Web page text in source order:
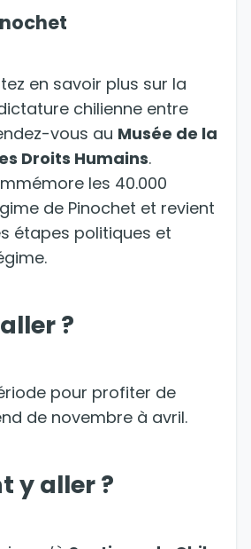
en savoir plus sur la
chilienne entre
vous au Musée de la
Droits Humains.
les 40.000
de Pinochet et revient
étapes politiques et
?
pour profiter de
de novembre à avril.
y aller ?